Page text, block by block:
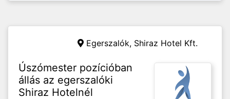
Egerszalók, Shiraz Hotel Kft.
Úszómester pozícióban
állás az egerszalóki
Shiraz Hotelnél